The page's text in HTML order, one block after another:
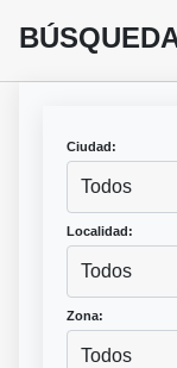
Ciudad:
Todos
Localidad:
Todos
Zona:
Todos